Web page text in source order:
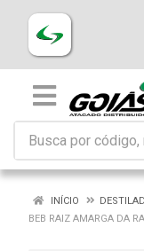
INÍCIO
BEB RAIZ AMARGA DA